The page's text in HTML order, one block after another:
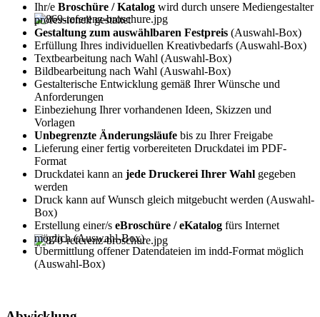
Ihr/e Broschüre / Katalog wird durch unsere Mediengestalter
professionell gestaltet
Gestaltung zum auswählbaren Festpreis (Auswahl-Box)
Erfüllung Ihres individuellen Kreativbedarfs (Auswahl-Box)
Textbearbeitung nach Wahl (Auswahl-Box)
Bildbearbeitung nach Wahl (Auswahl-Box)
Gestalterische Entwicklung gemäß Ihrer Wünsche und
Anforderungen
Einbeziehung Ihrer vorhandenen Ideen, Skizzen und
Vorlagen
Unbegrenzte Änderungsläufe bis zu Ihrer Freigabe
Lieferung einer fertig vorbereiteten Druckdatei im PDF-
Format
Druckdatei kann an jede Druckerei Ihrer Wahl gegeben
werden
Druck kann auf Wunsch gleich mitgebucht werden (Auswahl-
Box)
Erstellung einer/s eBroschüre / eKatalog fürs Internet
möglich (Auswahl-Box)
Übermittlung offener Datendateien im indd-Format möglich
(Auswahl-Box)